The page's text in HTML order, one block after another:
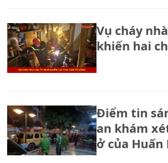
Vụ cháy
khiến hai
Điểm tin
an khám
ở của Huấn